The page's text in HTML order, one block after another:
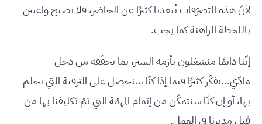
لأنّ هذه التصرّفات تُبعدنا كثيرًا عن الحاضر، فلا نصبح واعيين
باللحظة الراهنة كما يجب.
إنّنا دائمًا منشغلون بأزمة السير، بما نحقّقه من دخل
مادّي...نفكّر كثيرًا فيما إذا كنّا سنحصل على الترقية التي نحلم
بها، أو إن كنّا سنتمكّن من إتمام المهمّة التي تمّ تكليفنا بها من
قبل مديرنا في العمل.